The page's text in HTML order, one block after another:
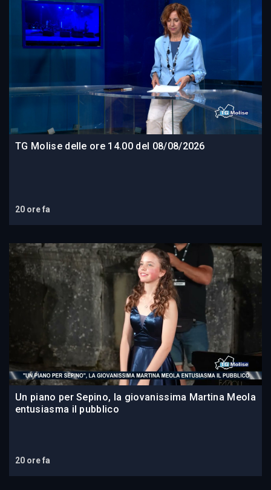
TG Molise delle ore 14.00 del 08/08/2026
20 ore fa
Un piano per Sepino, la giovanissima Martina Meola
entusiasma il pubblico
20 ore fa